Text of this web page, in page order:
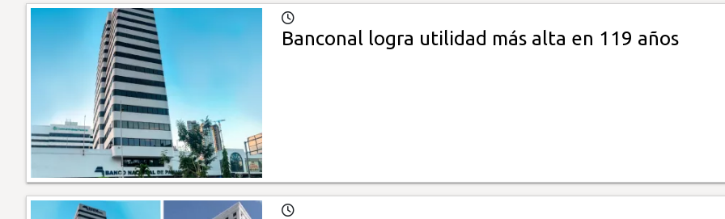
Banconal logra utilidad más alta en 119 años